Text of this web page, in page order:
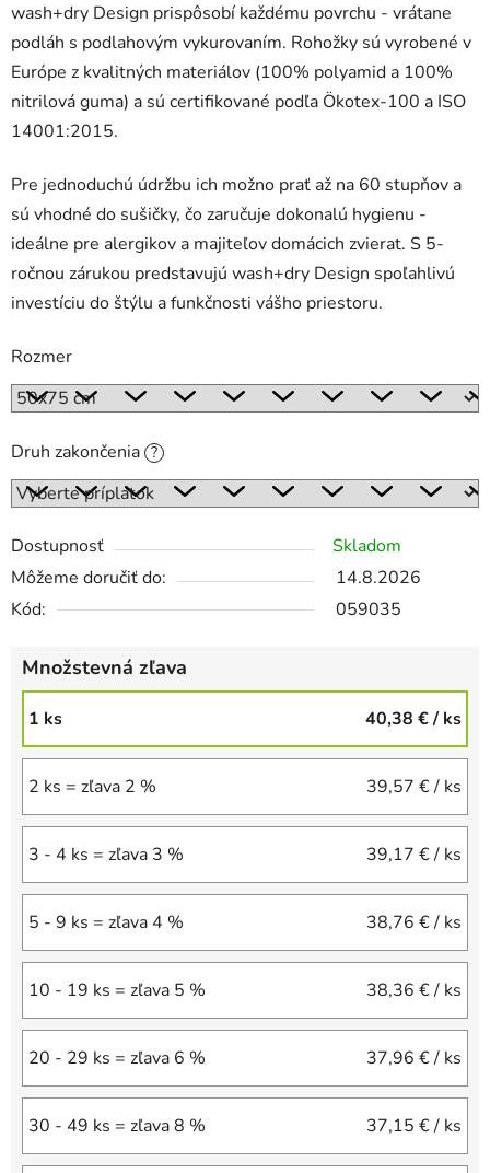
wash+dry Design prispôsobí každému povrchu - vrátane
podláh s podlahovým vykurovaním. Rohožky sú vyrobené v
Európe z kvalitných materiálov (100% polyamid a 100%
nitrilová guma) a sú certifikované podľa Ökotex-100 a ISO
14001:2015.
Pre jednoduchú údržbu ich možno prať až na 60 stupňov a
sú vhodné do sušičky, čo zaručuje dokonalú hygienu -
ideálne pre alergikov a majiteľov domácich zvierat. S 5-
ročnou zárukou predstavujú wash+dry Design spoľahlivú
investíciu do štýlu a funkčnosti vášho priestoru.
Rozmer
Druh zakončenia ?
Dostupnosť
Skladom
Môžeme doručiť do:
14.8.2026
Kód:
059035
Množstevná zľava
1 ks 40,38 €/ ks
2 ks = zľava 2 % 39,57 €/ ks
3 - 4 ks = zľava 3 % 39,17 €/ ks
5 - 9 ks = zľava 4 % 38,76 €/ ks
10 - 19 ks = zľava 5 % 38,36 €/ ks
20 - 29 ks = zľava 6 % 37,96 €/ ks
30 - 49 ks = zľava 8 % 37,15 €/ ks